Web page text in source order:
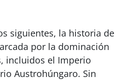
siguientes, la historia de
por la dominación
incluidos el Imperio
Austrohúngaro. Sin